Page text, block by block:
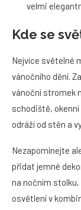
velmi
Kde se
Nejvíce světelné
vánočního dění.
vánoční stromek
schodiště,
odráží od stěn a
Nezapomínejte
přidat jemné
na nočním
osvětlení v